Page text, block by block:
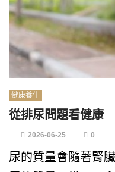
健康養生
從排尿問題看健康
2026-06-25 0
尿的質量會隨著腎